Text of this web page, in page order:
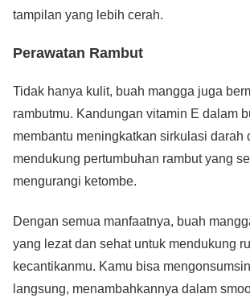
tampilan yang lebih cerah.
Perawatan Rambut
Tidak hanya kulit, buah mangga juga
rambutmu. Kandungan vitamin E dalam
membantu meningkatkan sirkulasi darah
mendukung pertumbuhan rambut yang
mengurangi ketombe.
Dengan semua manfaatnya, buah
yang lezat dan sehat untuk mendukung
kecantikanmu. Kamu bisa
langsung, menambahkannya dalam